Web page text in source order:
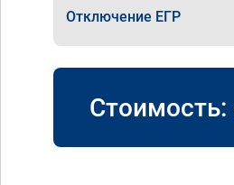
Отключение ЕГР
Стоимость: